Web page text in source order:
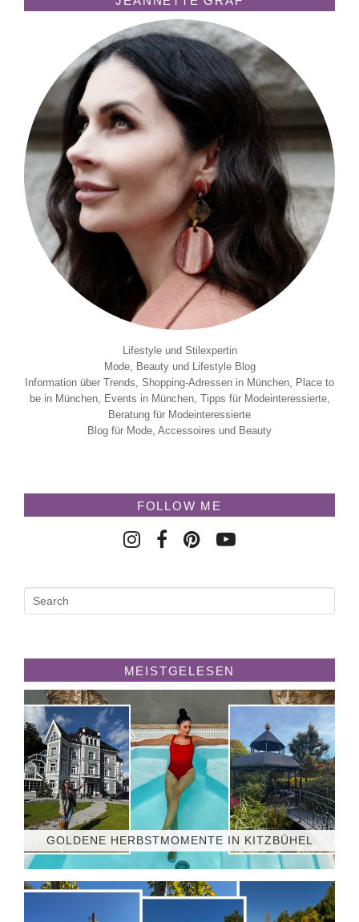
Lifestyle und Stilexpertin
Mode, Beauty und Lifestyle Blog
Information über Trends, Shopping-Adressen in München, Place to
be in München, Events in München, Tipps für Modeinteressierte,
Beratung für Modeinteressierte
Blog für Mode, Accessoires und Beauty
FOLLOW ME
MEISTGELESEN
GOLDENE HERBSTMOMENTE IN KITZBÜHEL